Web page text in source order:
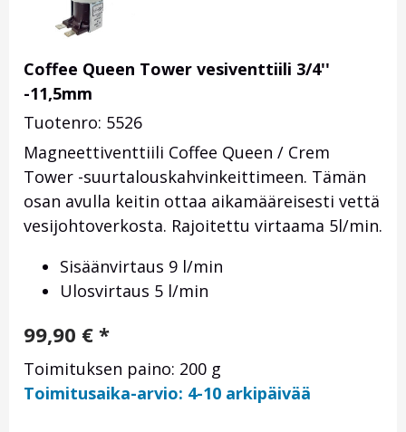
Coffee Queen Tower vesiventtiili 3/4''
-11,5mm
Tuotenro: 5526
Magneettiventtiili Coffee Queen / Crem
Tower -suurtalouskahvinkeittimeen. Tämän
osan avulla keitin ottaa aikamääreisesti vettä
vesijohtoverkosta. Rajoitettu virtaama 5l/min.
Sisäänvirtaus 9 l/min
Ulosvirtaus 5 l/min
99,90 € *
Toimituksen paino: 200 g
Toimitusaika-arvio: 4-10 arkipäivää